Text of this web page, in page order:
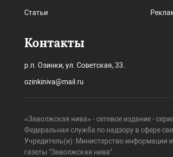
Статьи
Контакты
р.п. Озинки, ул. Советская, 33.
ozinkiniva@mail.ru
«Заволжская нива» - сетевое издание -
Федеральная служба по надзору в сфере
Учредитель(и): Министерство информации
газеты "Заволжская нива".